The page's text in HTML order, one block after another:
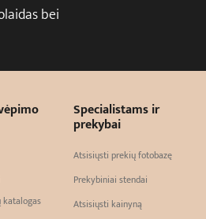
bei
katalogas
Specialistams ir
prekybai
Atsisiųsti prekių fotobazę
Prekybiniai stendai
Atsisiųsti kainyną